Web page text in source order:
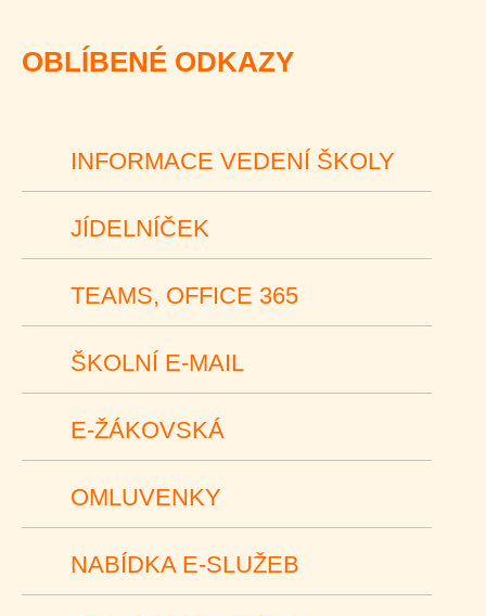
OBLÍBENÉ ODKAZY
INFORMACE VEDENÍ ŠKOLY
JÍDELNÍČEK
TEAMS, OFFICE 365
ŠKOLNÍ E-MAIL
E-ŽÁKOVSKÁ
OMLUVENKY
NABÍDKA E-SLUŽEB